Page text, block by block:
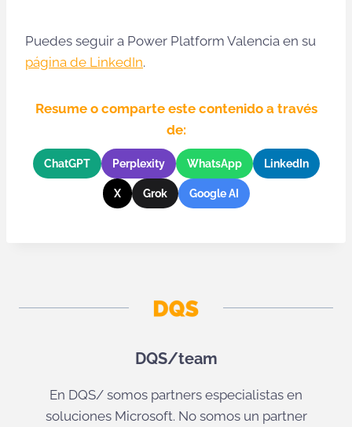
Puedes seguir a Power Platform Valencia en su
página de LinkedIn.
Resume o comparte este contenido a través
de:
ChatGPT Perplexity WhatsApp LinkedIn
X Grok Google AI
DQS/team
En DQS/ somos partners especialistas en
soluciones Microsoft. No somos un partner